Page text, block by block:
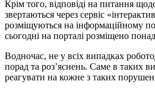
Крім того, відповіді на питання
звертаються через сервіс
розміщуються на інформаційному
сьогодні на порталі розміщено
Водночас, не у всіх випадках
порад та роз’яснень. Саме в таких
реагувати на кожне з таких